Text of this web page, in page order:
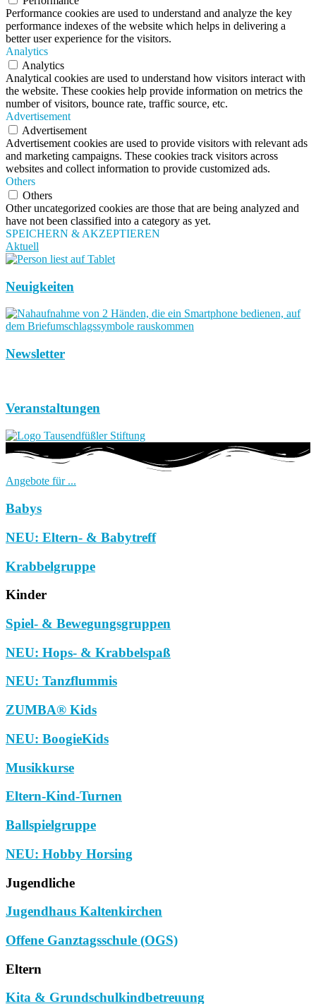
Performance cookies are used to understand and analyze the key
performance indexes of the website which helps in delivering a
better user experience for the visitors.
Analytics
Analytics
Analytical cookies are used to understand how visitors interact with
the website. These cookies help provide information on metrics the
number of visitors, bounce rate, traffic source, etc.
Advertisement
Advertisement
Advertisement cookies are used to provide visitors with relevant ads
and marketing campaigns. These cookies track visitors across
websites and collect information to provide customized ads.
Others
Others
Other uncategorized cookies are those that are being analyzed and
have not been classified into a category as yet.
SPEICHERN & AKZEPTIEREN
Aktuell
Neuigkeiten
Newsletter
Veranstaltungen
Angebote für ...
Babys
NEU: Eltern- & Babytreff
Krabbelgruppe
Kinder
Spiel- & Bewegungsgruppen
NEU: Hops- & Krabbelspaß
NEU: Tanzflummis
ZUMBA® Kids
NEU: BoogieKids
Musikkurse
Eltern-Kind-Turnen
Ballspielgruppe
NEU: Hobby Horsing
Jugendliche
Jugendhaus Kaltenkirchen
Offene Ganztagsschule (OGS)
Eltern
Kita & Grundschulkindbetreuung